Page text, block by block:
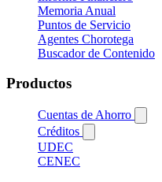
Memoria Anual
Puntos de Servicio
Agentes Chorotega
Buscador de Contenido
Productos
Cuentas de Ahorro
Créditos
UDEC
CENEC